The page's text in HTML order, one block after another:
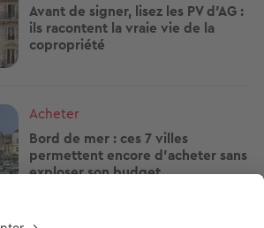
Avant de signer, lisez les PV d'AG :
ils racontent la vraie vie de la
copropriété
Acheter
Bord de mer : ces 7 villes
permettent encore d'acheter sans
exploser son budget